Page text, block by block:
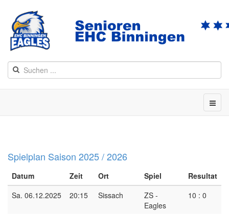
Spielplan Saison 2025 / 2026
Datum Zeit Ort Spiel
Resultat
Sa. 06.12.2025
20:15 Sissach
ZS -
Eagles
10 : 0